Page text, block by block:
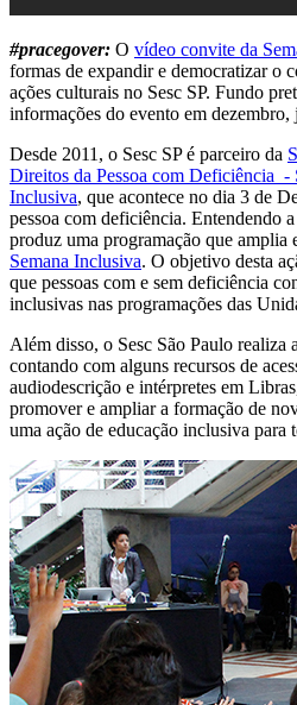
#pracegover: O vídeo convite da
formas de expandir e democratizar o
ações culturais no Sesc SP. Fundo
informações do evento em
Desde 2011, o Sesc SP é parceiro da
Direitos da Pessoa com Deficiência -
Inclusiva, que acontece no dia 3 de
pessoa com deficiência. Entendendo
produz uma programação que amplia
Semana Inclusiva. O objetivo desta
que pessoas com e sem deficiência
inclusivas nas programações das
Além disso, o Sesc São Paulo realiza
contando com alguns recursos de
audiodescrição e intérpretes em
promover e ampliar a formação de
uma ação de educação inclusiva para